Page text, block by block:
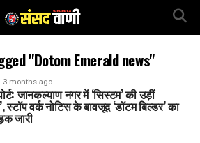
"Dotom Emerald news"
3 months ago
जानकल्याण नगर में ‘सिस्टम’ की उड़ीं
स्टॉप वर्क नोटिस के बावजूद ‘डॉटम बिल्डर’ का
जारी